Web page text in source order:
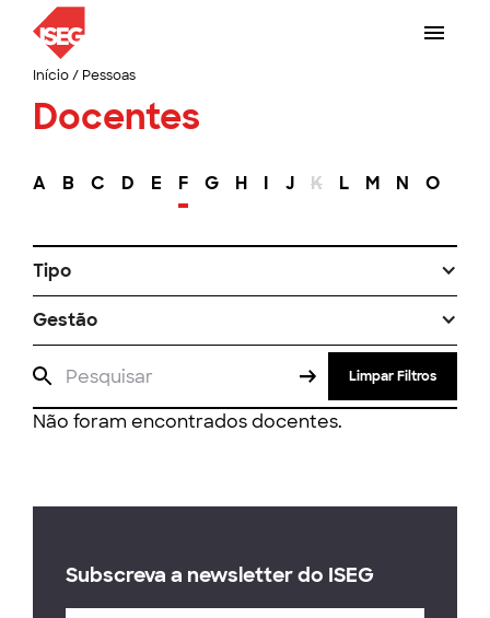
Início/ Pessoas
Docentes
A B C D E F G H I J K L M N O
Tipo
Gestão
Limpar Filtros
Não foram encontrados docentes.
Subscreva a newsletter do ISEG